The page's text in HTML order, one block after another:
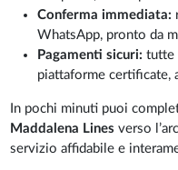
Conferma immediata:
WhatsApp, pronto da
Pagamenti sicuri: tutte
piattaforme certificate,
In pochi minuti puoi
Maddalena Lines verso
servizio affidabile e